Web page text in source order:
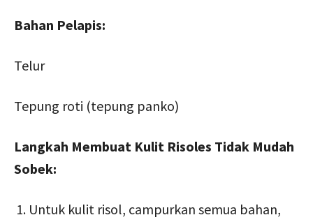
Bahan Pelapis:
Telur
Tepung roti (tepung panko)
Langkah Membuat Kulit Risoles Tidak Mudah
Sobek:
Untuk kulit risol, campurkan semua bahan,